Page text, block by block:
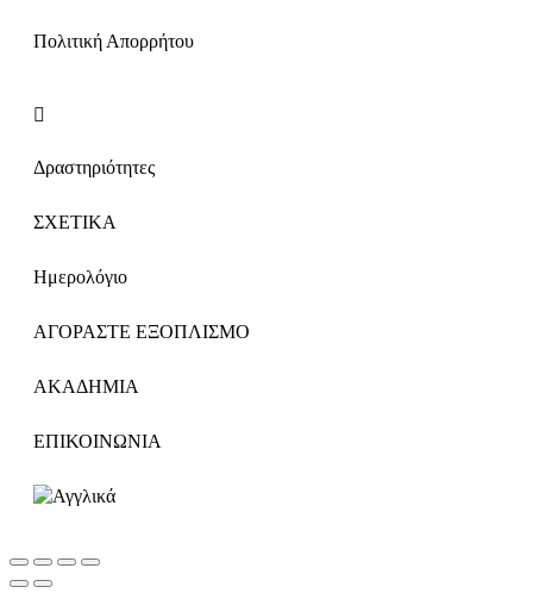
Πολιτική Απορρήτου
Δραστηριότητες
ΣΧΕΤΙΚΑ
Ημερολόγιο
ΑΓΟΡΑΣΤΕ ΕΞΟΠΛΙΣΜΟ
ΑΚΑΔΗΜΙΑ
ΕΠΙΚΟΙΝΩΝΙΑ